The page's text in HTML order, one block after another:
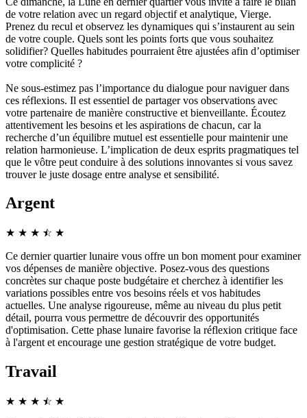
de votre relation avec un regard objectif et analytique, Vierge.
Prenez du recul et observez les dynamiques qui s’instaurent au sein
de votre couple. Quels sont les points forts que vous souhaitez
solidifier? Quelles habitudes pourraient être ajustées afin d’optimiser
votre complicité ?
Ne sous-estimez pas l’importance du dialogue pour naviguer dans
ces réflexions. Il est essentiel de partager vos observations avec
votre partenaire de manière constructive et bienveillante. Écoutez
attentivement les besoins et les aspirations de chacun, car la
recherche d’un équilibre mutuel est essentielle pour maintenir une
relation harmonieuse. L’implication de deux esprits pragmatiques tel
que le vôtre peut conduire à des solutions innovantes si vous savez
trouver le juste dosage entre analyse et sensibilité.
Argent
★ ★ ★ ☆
★ ★
Ce dernier quartier lunaire vous offre un bon moment pour examiner
vos dépenses de manière objective. Posez-vous des questions
concrètes sur chaque poste budgétaire et cherchez à identifier les
variations possibles entre vos besoins réels et vos habitudes
actuelles. Une analyse rigoureuse, même au niveau du plus petit
détail, pourra vous permettre de découvrir des opportunités
d'optimisation. Cette phase lunaire favorise la réflexion critique face
à l'argent et encourage une gestion stratégique de votre budget.
Travail
★ ★ ★ ☆
★ ★